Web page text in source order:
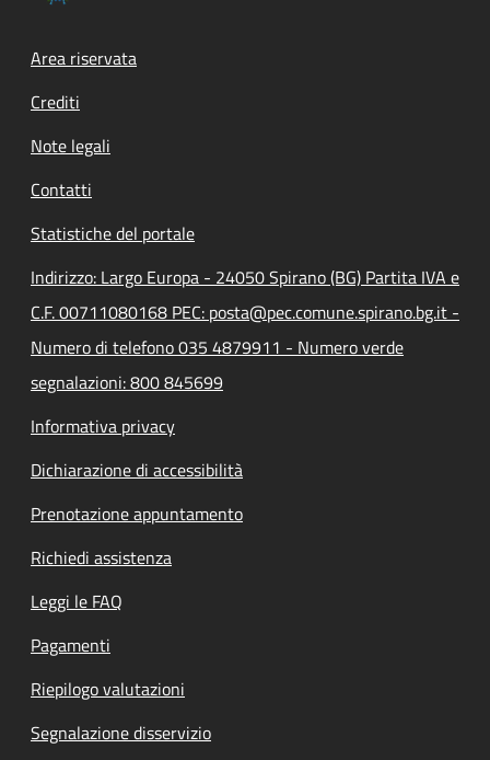
Footer menu
Area riservata
Crediti
Note legali
Contatti
Statistiche del portale
Indirizzo: Largo Europa - 24050 Spirano (BG) Partita IVA e
C.F. 00711080168 PEC: posta@pec.comune.spirano.bg.it -
Numero di telefono 035 4879911 - Numero verde
segnalazioni: 800 845699
Informativa privacy
Dichiarazione di accessibilità
Prenotazione appuntamento
Richiedi assistenza
Leggi le FAQ
Pagamenti
Riepilogo valutazioni
Segnalazione disservizio